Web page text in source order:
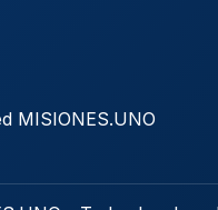
MISIONES.UNO